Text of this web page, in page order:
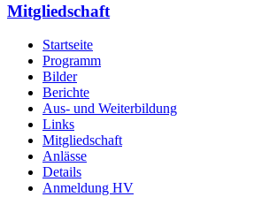
Mitgliedschaft
Startseite
Programm
Bilder
Berichte
Aus- und Weiterbildung
Links
Mitgliedschaft
Anlässe
Details
Anmeldung HV